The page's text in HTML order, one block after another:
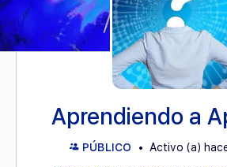
Aprendiendo a
PÚBLICO
Activo (a)